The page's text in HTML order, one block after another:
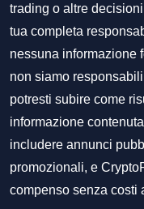
trading o altre
tua completa
nessuna informazione
non siamo
potresti subire come
informazione
includere annunci
promozionali, e
compenso senza costi